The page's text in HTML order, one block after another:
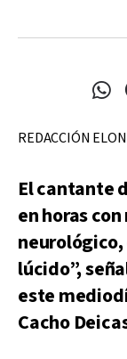
REDACCIÓN
El cantante
en horas
lúcido”,
este
Cacho